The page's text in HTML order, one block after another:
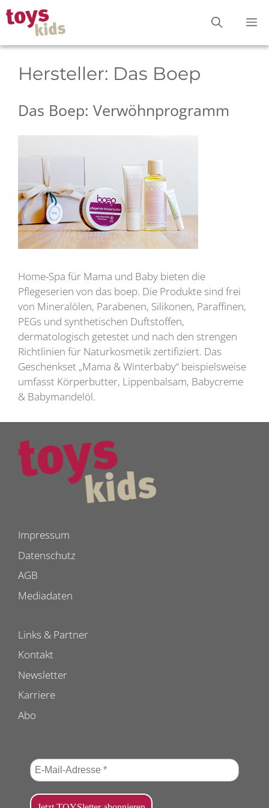
Zum
Inhalt
springen
Hersteller: Das Boep
Das Boep: Verwöhnprogramm
Home-Spa für Mama und Baby bieten die
Pflegeserien von das boep. Die Produkte sind frei
von Mineralölen, Parabenen, Silikonen, Paraffinen,
PEGs und synthetischen Duftstoffen,
dermatologisch getestet und nach den strengen
Richtlinien für Naturkosmetik zertifiziert. Das
Geschenkset „Mama & Winterbaby“ beispielsweise
umfasst Körperbutter, Lippenbalsam, Babycreme
& Babymandelöl.
Impressum
Datenschutz
AGB
Mediadaten
Links & Partner
Kontakt
Newsletter
Karriere
Abo